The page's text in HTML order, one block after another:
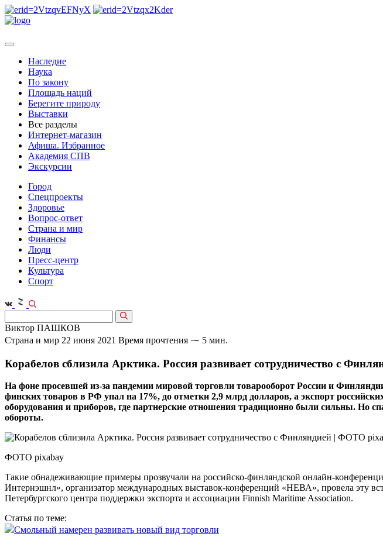
Наследие
Наука
По закону
Площадь наций
Берегите природу
Выставки
Все разделы
Интернет-магазин
Афиша. Избранное
Академия СПВ
Экскурсии
Город
Спецпроекты
Здоровье
Вопрос-ответ
Страна и мир
Финансы
Люди
Пресс-центр
Культура
Спорт
Виктор ПАШКОВ
Страна и мир 22 июня 2021 Время прочтения ⁓ 5 мин.
Корабелов сблизила Арктика. Россия развивает сотрудничество с
На фоне просевшей из-за пандемии мировой торговли товарооборот России и
финских товаров в РФ упал на 17%, до отметки 2,9 млрд долларов, а экспорт
оборудования и приборов, где партнерские отношения традиционно были сильны. Но
обороты.
ФОТО pixabay
Такие обнадеживающие примеры прозвучали на российско-финляндской онлайн-
Интернэшнл», организатор международных выставок-конференций «НЕВА», провела эту
Петербургского центра поддержки экспорта и ассоциации Finnish Maritime Association.
Статья по теме:
Смольный намерен развивать новый вид торговли